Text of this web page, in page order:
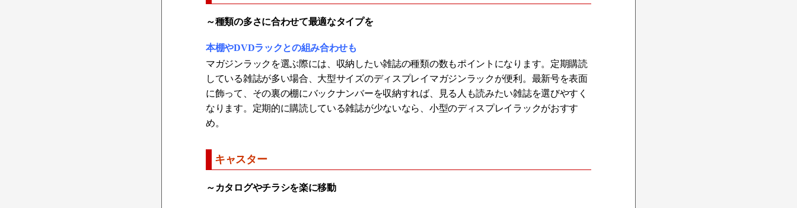
～種類の多さに合わせて最適なタイプを
本棚やDVDラックとの組み合わせも
マガジンラックを選ぶ際には、収納したい雑誌の種類の数もポイントになります。定期購読
している雑誌が多い場合、大型サイズのディスプレイマガジンラックが便利。最新号を表面
に飾って、その裏の棚にバックナンバーを収納すれば、見る人も読みたい雑誌を選びやすく
なります。定期的に購読している雑誌が少ないなら、小型のディスプレイラックがおすす
め。
キャスター
～カタログやチラシを楽に移動